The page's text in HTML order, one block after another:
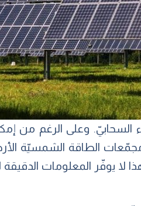
وعلى الرغم من
الطاقة الشمسيّة
لا يوفّر المعلومات